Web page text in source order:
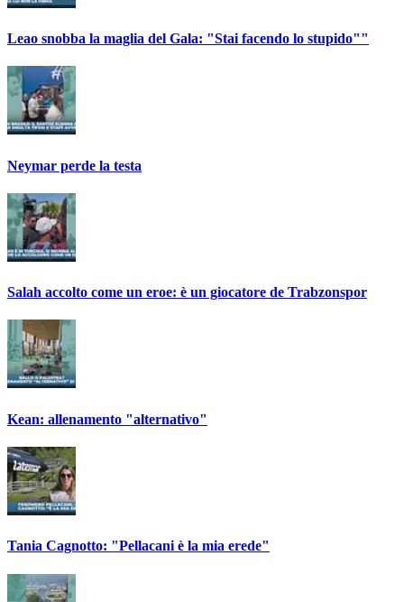
Leao snobba la maglia del Gala: "Stai facendo lo stupido""
Neymar perde la testa
Salah accolto come un eroe: è un giocatore de Trabzonspor
Kean: allenamento "alternativo"
Tania Cagnotto: "Pellacani è la mia erede"